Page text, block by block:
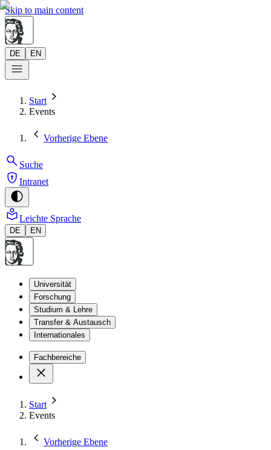
Skip to main content
DE EN
Start
Events
Vorherige Ebene
Suche
Intranet
Leichte Sprache
DE EN
Universität
Forschung
Studium & Lehre
Transfer & Austausch
Internationales
Fachbereiche
Start
Events
Vorherige Ebene